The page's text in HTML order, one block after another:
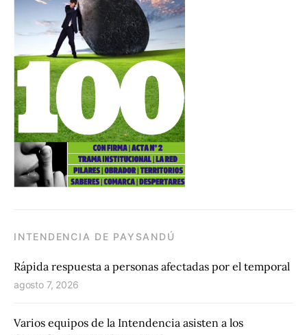
INTENDENCIA DE PAYSANDÚ
Rápida respuesta a personas afectadas por el temporal
agosto 7, 2026
Varios equipos de la Intendencia asisten a los